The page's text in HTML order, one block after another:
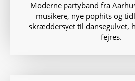
Moderne partyband fra
musikere, nye pophits og
skræddersyet til dansegulvet,
fejres.